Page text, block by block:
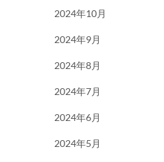
2024年10月
2024年9月
2024年8月
2024年7月
2024年6月
2024年5月